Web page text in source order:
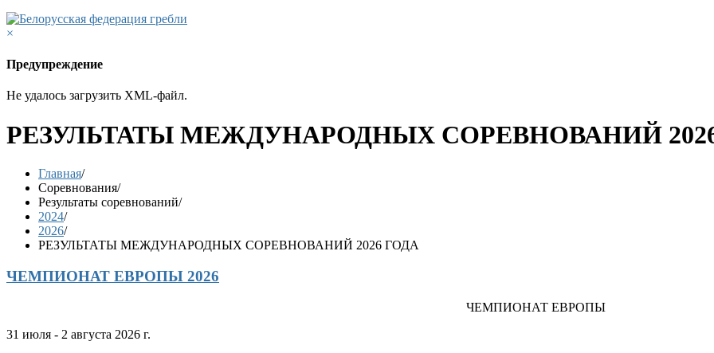
×
Предупреждение
Не удалось загрузить XML-файл.
РЕЗУЛЬТАТЫ МЕЖДУНАРОДНЫХ СОРЕВНОВАНИЙ
Главная/
Соревнования/
Результаты соревнований/
2024/
2026/
РЕЗУЛЬТАТЫ МЕЖДУНАРОДНЫХ СОРЕВНОВАНИЙ 2026 ГОДА
ЧЕМПИОНАТ ЕВРОПЫ 2026
ЧЕМПИОНАТ ЕВРОПЫ
31 июля - 2 августа 2026 г.